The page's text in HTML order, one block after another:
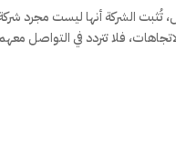
تُثبت الشركة أنها ليست
فلا تتردد في التواصل